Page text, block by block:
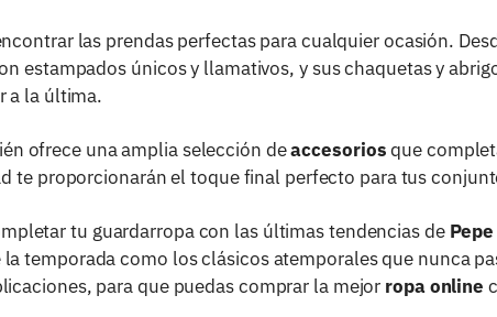
las prendas perfectas para cualquier ocasión.
estampados únicos y llamativos, y sus chaquetas y
a la última.
ofrece una amplia selección deaccesoriosque
te proporcionarán el toque final perfecto para tus
tu guardarropa con las últimas tendencias de
temporada como los clásicos atemporales que nunca
para que puedas comprar la mejor ropa online